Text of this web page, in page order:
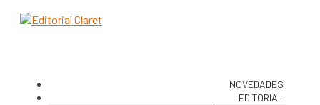
NOVEDADES
EDITORIAL